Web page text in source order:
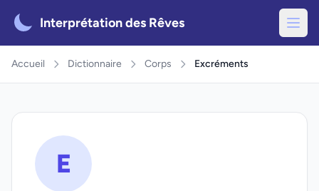
Interprétation des Rêves
Accueil Dictionnaire Corps Excréments
E